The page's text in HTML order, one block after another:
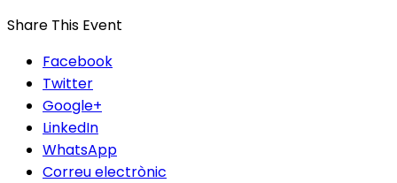
Share This Event
Facebook
Twitter
Google+
LinkedIn
WhatsApp
Correu electrònic